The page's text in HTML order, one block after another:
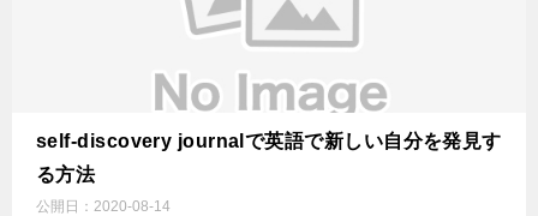
self-discovery journalで英語で新しい自分を発見す
る方法
公開日： 2020-08-14